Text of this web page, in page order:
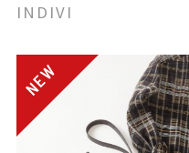
INDIVI